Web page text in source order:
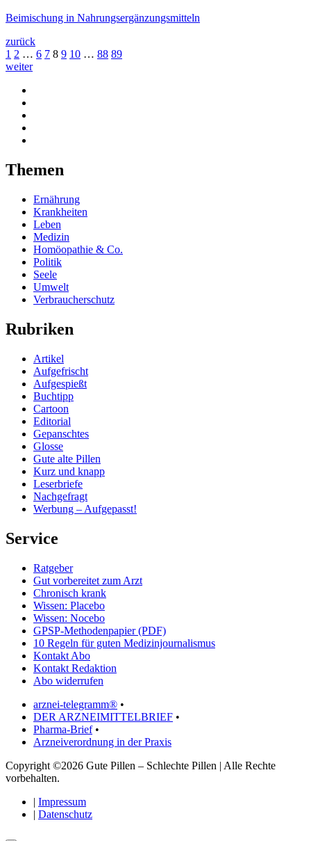
Beimischung in Nahrungsergänzungsmitteln
zurück
1 2 … 6 7 8 9 10 … 88 89
weiter
Themen
Ernährung
Krankheiten
Leben
Medizin
Homöopathie & Co.
Politik
Seele
Umwelt
Verbraucherschutz
Rubriken
Artikel
Aufgefrischt
Aufgespießt
Buchtipp
Cartoon
Editorial
Gepanschtes
Glosse
Gute alte Pillen
Kurz und knapp
Leserbriefe
Nachgefragt
Werbung – Aufgepasst!
Service
Ratgeber
Gut vorbereitet zum Arzt
Chronisch krank
Wissen: Placebo
Wissen: Nocebo
GPSP-Methodenpapier (PDF)
10 Regeln für guten Medizinjournalismus
Kontakt Abo
Kontakt Redaktion
Abo widerrufen
arznei-telegramm® •
DER ARZNEIMITTELBRIEF •
Pharma-Brief•
Arzneiverordnung in der Praxis
Copyright ©2026 Gute Pillen – Schlechte Pillen | Alle Rechte
vorbehalten.
| Impressum
| Datenschutz